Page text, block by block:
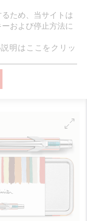
ル0.5㎜ ポール・スミス
ため、当サイトは
および停止方法に
明はここをクリッ